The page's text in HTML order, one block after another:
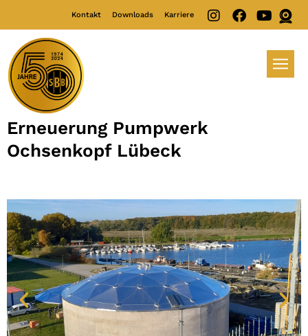
Kontakt Downloads Karriere
Erneuerung Pumpwerk
Ochsenkopf Lübeck